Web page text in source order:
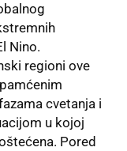
Nino.
regioni ove
cvetanja i
u kojoj
Pored